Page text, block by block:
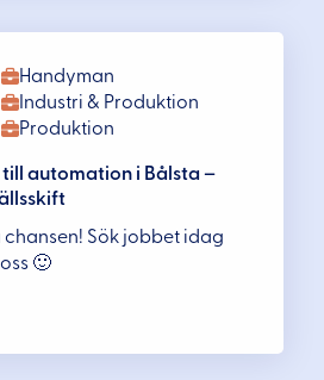
Handyman
Industri & Produktion
Produktion
automation i Bålsta –
chansen! Sök jobbet idag
🙂